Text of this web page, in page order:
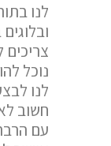
לנו
נוכל
לנו
חשוב
עם